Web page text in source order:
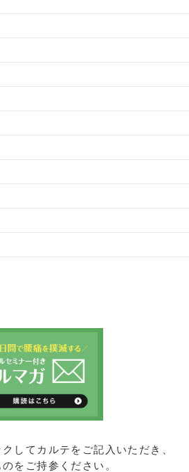
してカルテをご記入いただき、
をご持参ください。